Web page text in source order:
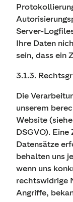
Server-
Ihre Daten
sein, dass ein
3.1.3.
Die
unserem
Website
DSGVO).
Datensätze
behalten uns
wenn uns
rechtswidrige
Angriffe,